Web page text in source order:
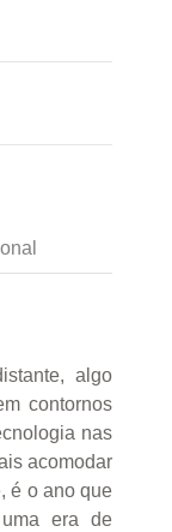
algo
contornos
nas
acomodar
é o ano que
era de